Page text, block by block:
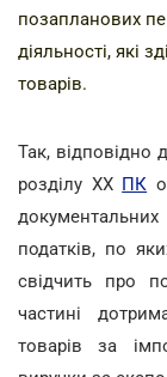
позапланових
діяльності, які
товарів.
Так, відповідно
розділу ХХ ПК
податків, по
свідчить про
частині
товарів за